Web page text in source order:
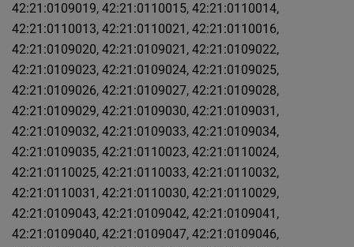
42:21:0109019, 42:21:0110015, 42:21:0110014,
42:21:0110013, 42:21:0110021, 42:21:0110016,
42:21:0109020, 42:21:0109021, 42:21:0109022,
42:21:0109023, 42:21:0109024, 42:21:0109025,
42:21:0109026, 42:21:0109027, 42:21:0109028,
42:21:0109029, 42:21:0109030, 42:21:0109031,
42:21:0109032, 42:21:0109033, 42:21:0109034,
42:21:0109035, 42:21:0110023, 42:21:0110024,
42:21:0110025, 42:21:0110033, 42:21:0110032,
42:21:0110031, 42:21:0110030, 42:21:0110029,
42:21:0109043, 42:21:0109042, 42:21:0109041,
42:21:0109040, 42:21:0109047, 42:21:0109046,